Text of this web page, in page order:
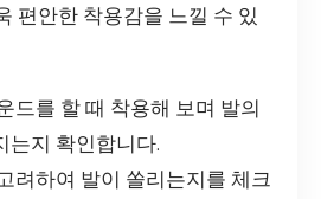
편안한 착용감을 느낄 수 있
드를 할 때 착용해 보며 발의
는지 확인합니다.
려하여 발이 쏠리는지를 체크